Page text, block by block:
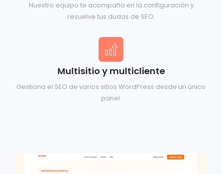
Nuestro equipo te acompaña en la configuración y
resuelve tus dudas de SEO.
Multisitio y multicliente
Gestiona el SEO de varios sitios WordPress desde un único
panel.